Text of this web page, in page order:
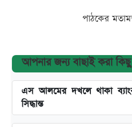
পাঠকের
আপনার জন্য বাছাই করা
এস আলমের দখলে থাকা
সিদ্ধান্ত